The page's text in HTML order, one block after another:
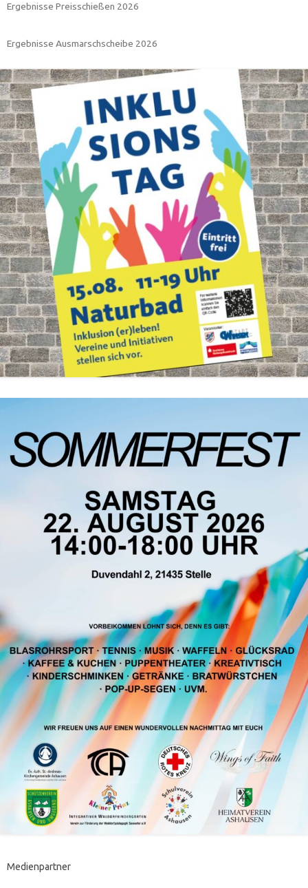
Ergebnisse Preisschießen 2026
Ergebnisse Ausmarschscheibe 2026
Medienpartner